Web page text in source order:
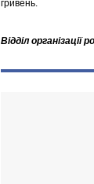
гривень.
Відділ